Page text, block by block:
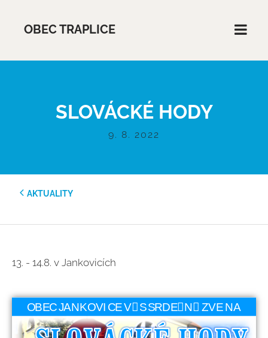
OBEC TRAPLICE
SLOVÁCKÉ HODY
9. 8. 2022
AKTUALITY
13. - 14.8. v Jankovicích